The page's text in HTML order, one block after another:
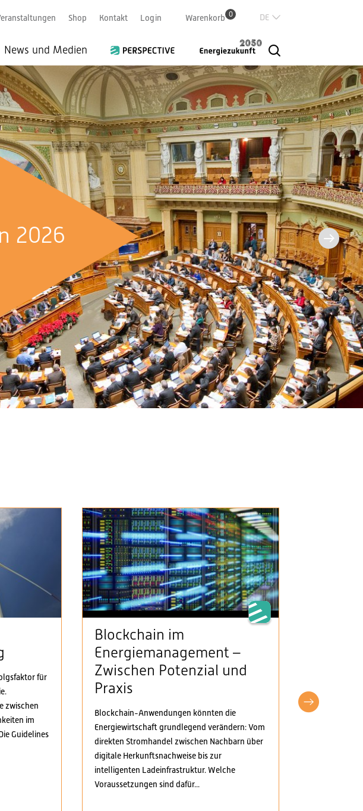
News und Medien
Shop Kontakt Login Warenkorb 0
für
zwischen
im
Guidelines
Blockchain im
Energiemanagement –
Zwischen Potenzial und
Praxis
Blockchain-Anwendungen könnten die
Energiewirtschaft grundlegend verändern: Vom
direkten Stromhandel zwischen Nachbarn über
digitale Herkunftsnachweise bis zur
intelligenten Ladeinfrastruktur. Welche
Voraussetzungen sind dafür...
fordert